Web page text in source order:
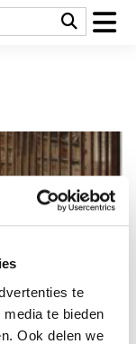
te
te bieden
Ook delen we
maar achter
gebleven